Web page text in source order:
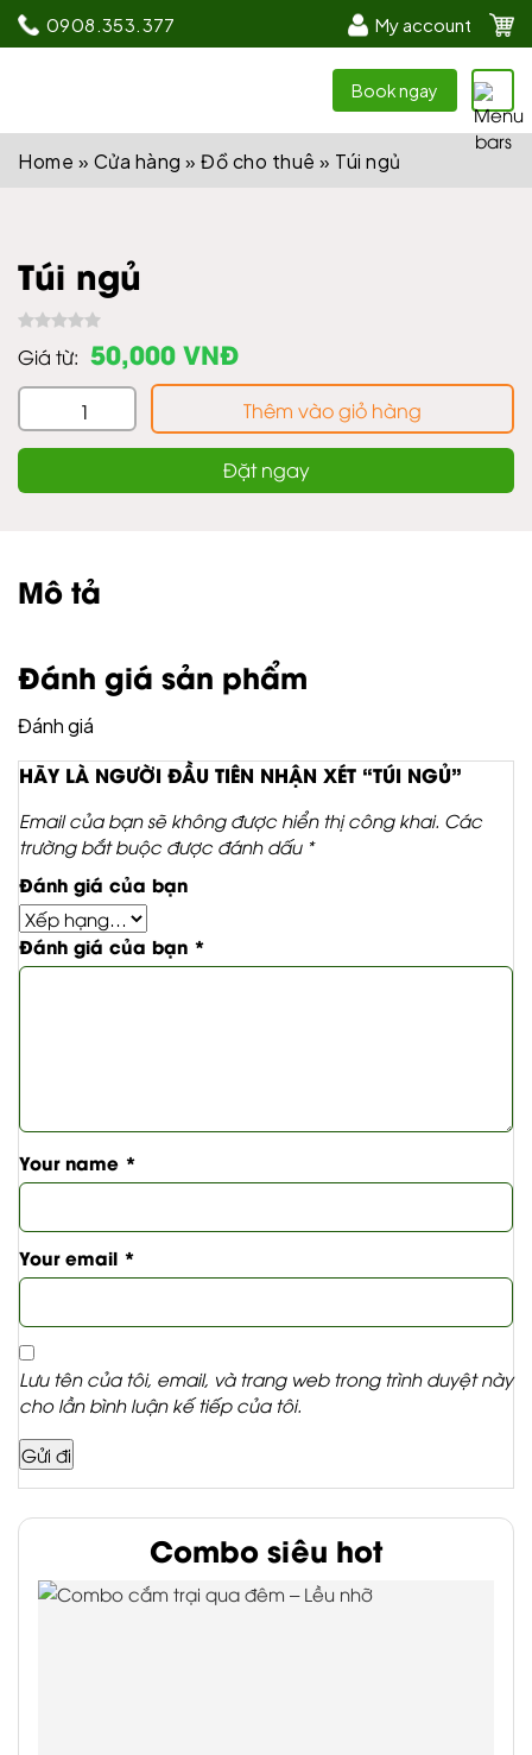
0908.353.377 My account
Book ngay
Home » Cửa hàng » Đồ cho thuê » Túi ngủ
Túi ngủ
Giá từ: 50,000 VNĐ
Thêm vào giỏ hàng
Đặt ngay
Mô tả
Đánh giá sản phẩm
Đánh giá
HÃY LÀ NGƯỜI ĐẦU TIÊN NHẬN XÉT “TÚI NGỦ”
Email của bạn sẽ không được hiển thị công khai. Các
trường bắt buộc được đánh dấu *
Đánh giá của bạn
Đánh giá của bạn *
Your name *
Your email *
Lưu tên của tôi, email, và trang web trong trình duyệt này
cho lần bình luận kế tiếp của tôi.
Combo siêu hot